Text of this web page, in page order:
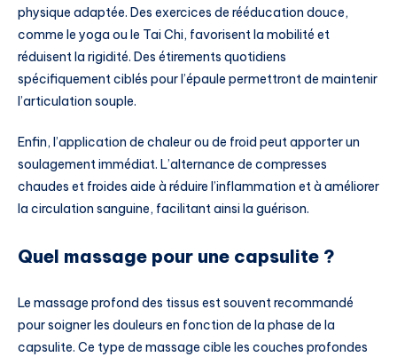
physique adaptée. Des exercices de rééducation douce,
comme le yoga ou le Tai Chi, favorisent la mobilité et
réduisent la rigidité. Des étirements quotidiens
spécifiquement ciblés pour l’épaule permettront de maintenir
l’articulation souple.
Enfin, l’application de chaleur ou de froid peut apporter un
soulagement immédiat. L’alternance de compresses
chaudes et froides aide à réduire l’inflammation et à améliorer
la circulation sanguine, facilitant ainsi la guérison.
Quel massage pour une capsulite ?
Le massage profond des tissus est souvent recommandé
pour soigner les douleurs en fonction de la phase de la
capsulite. Ce type de massage cible les couches profondes